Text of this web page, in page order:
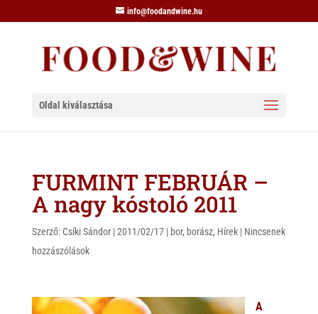
info@foodandwine.hu
Oldal kiválasztása
FURMINT FEBRUÁR –
A nagy kóstoló 2011
Szerző: Csíki Sándor|2011/02/17| bor, borász, Hírek| Nincsenek
hozzászólások
A